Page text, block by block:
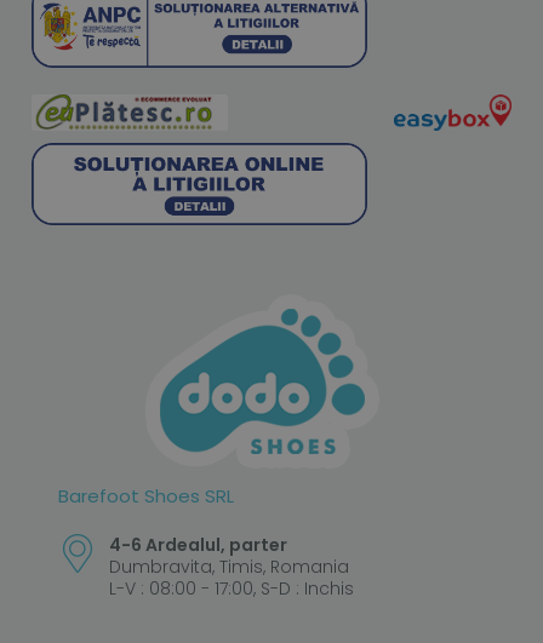
Barefoot Shoes SRL
4-6 Ardealul, parter
Dumbravita, Timis, Romania
L-V : 08:00 - 17:00, S-D : Inchis